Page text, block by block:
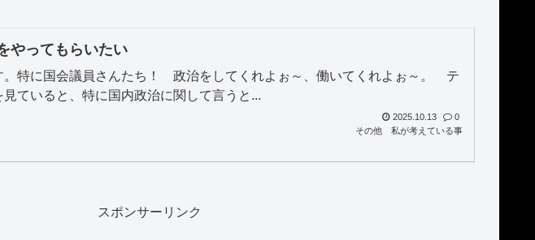
やってもらいたい
。特に国会議員さんたち！ 政治をしてくれよぉ～、働いてくれよぉ～。 テ
ていると、特に国内政治に関して言うと...
2025.10.13
0
その他
私が考えている事
スポンサーリンク